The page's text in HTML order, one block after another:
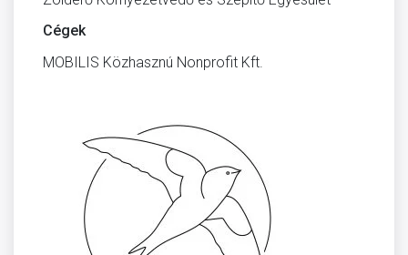
Cégek
MOBILIS Közhasznú Nonprofit Kft.